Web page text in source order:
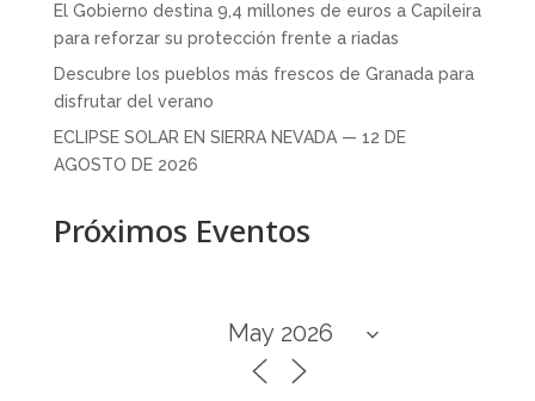
El Gobierno destina 9,4 millones de euros a Capileira
para reforzar su protección frente a riadas
Descubre los pueblos más frescos de Granada para
disfrutar del verano
ECLIPSE SOLAR EN SIERRA NEVADA — 12 DE
AGOSTO DE 2026
Próximos Eventos